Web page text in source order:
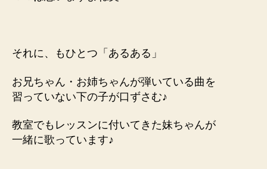
それに、もひとつ「あるある」
お兄ちゃん・お姉ちゃんが弾いている曲を
習っていない下の子が口ずさむ♪
教室でもレッスンに付いてきた妹ちゃんが
一緒に歌っています♪